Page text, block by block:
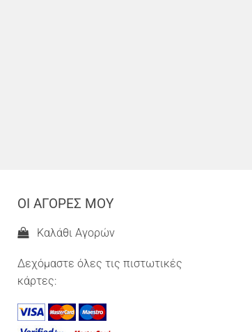
ΟΙ ΑΓΟΡΕΣ ΜΟΥ
Καλάθι Αγορών
Δεχόμαστε όλες τις πιστωτικές
κάρτες: